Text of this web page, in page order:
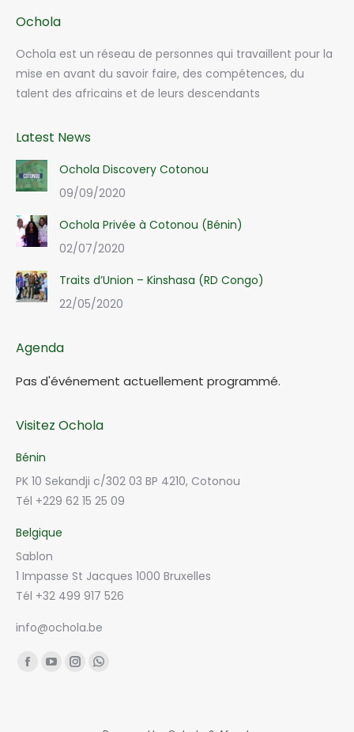
Ochola
Ochola est un réseau de personnes qui travaillent pour la
mise en avant du savoir faire, des compétences, du
talent des africains et de leurs descendants
Latest News
Ochola Discovery Cotonou
09/09/2020
Ochola Privée à Cotonou (Bénin)
02/07/2020
Traits d’Union – Kinshasa (RD Congo)
22/05/2020
Agenda
Pas d'événement actuellement programmé.
Visitez Ochola
Bénin
PK 10 Sekandji c/302 03 BP 4210, Cotonou
Tél +229 62 15 25 09
Belgique
Sablon
1 Impasse St Jacques 1000 Bruxelles
Tél +32 499 917 526
info@ochola.be
Trouvez nous sur :
FacebookYouTube
InstagramWhatsapp